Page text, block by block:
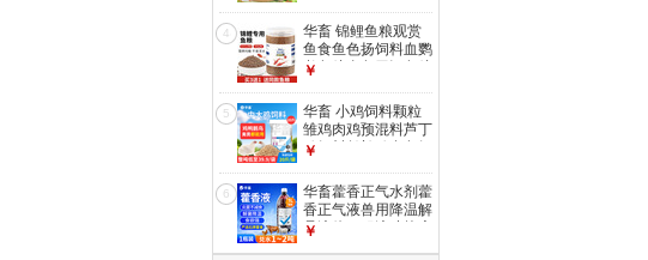
白雏鸡饲料】5.6斤/
袋
4
华畜 锦鲤鱼粮观赏
鱼食鱼色扬饲料血鹦
鹉鱼粮金鱼罗汉鱼粮
【2mm锦鲤鱼粮】
440g
￥
5
华畜 小鸡饲料颗粒
雏鸡肉鸡预混料芦丁
鸡饲料鹌鹑鸡食鱼饵
饲料20斤【整吨
39.9/袋】
￥
6
华畜藿香正气水剂藿
香正气液兽用降温解
暑液体口服液猪抗应
￥